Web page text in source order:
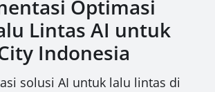
Optimasi
Lintas AI untuk
Indonesia
solusi AI untuk lalu lintas di